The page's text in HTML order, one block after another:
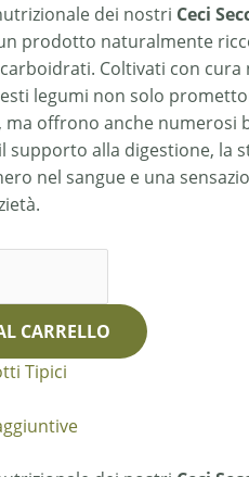
dei nostri Ceci
prodotto naturalmente
Coltivati con cura
legumi non solo
ma offrono anche numerosi
supporto alla digestione, la
nel sangue e una
CARRELLO
Tipici